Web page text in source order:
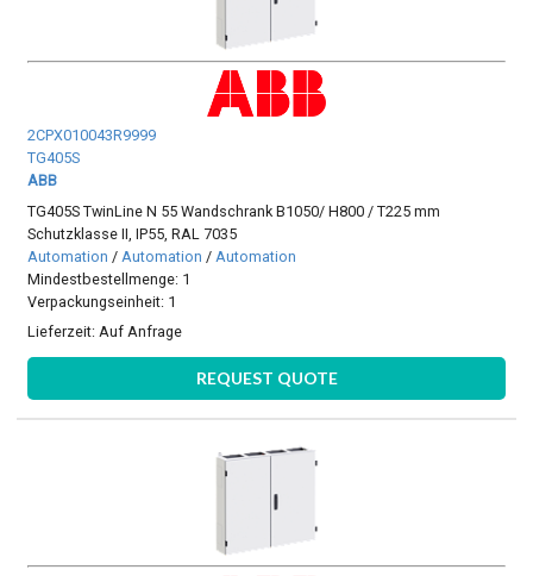
2CPX010043R9999
TG405S
ABB
TG405S TwinLine N 55 Wandschrank B1050/ H800 / T225 mm
Schutzklasse II, IP55, RAL 7035
Automation / Automation / Automation
Mindestbestellmenge: 1
Verpackungseinheit: 1
Lieferzeit: Auf Anfrage
REQUEST QUOTE